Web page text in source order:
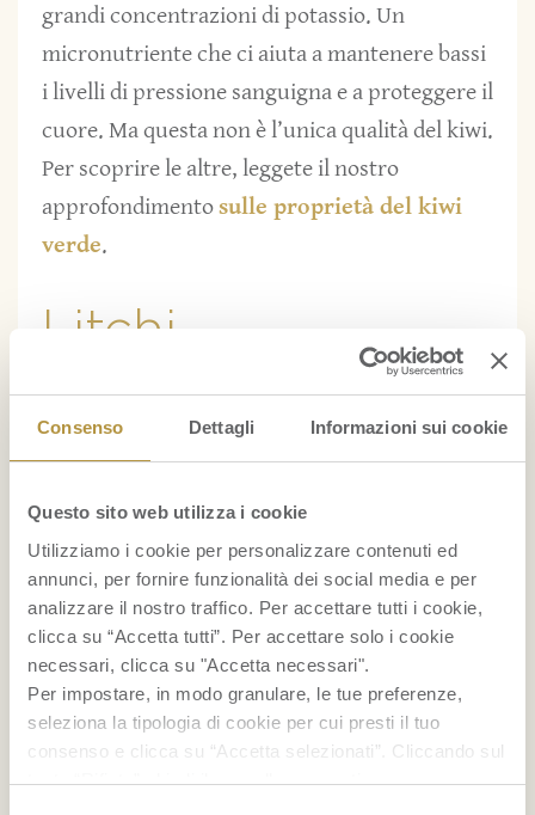
Consenso Dettagli Informazioni sui cookie
Questo sito web utilizza i cookie
Utilizziamo i cookie per personalizzare contenuti ed
annunci, per fornire funzionalità dei social media e per
analizzare il nostro traffico. Per accettare tutti i cookie,
clicca su “Accetta tutti”. Per accettare solo i cookie
necessari, clicca su "Accetta necessari".
Per impostare, in modo granulare, le tue preferenze,
seleziona la tipologia di cookie per cui presti il tuo
consenso e clicca su “Accetta selezionati”. Cliccando sul
tasto “Rifiuta” chiudi il pannello per continuare senza
grandi concentrazioni di potassio. Un
micronutriente che ci aiuta a mantenere bassi
i livelli di pressione sanguigna e a proteggere il
cuore. Ma questa non è l’unica qualità del kiwi.
Per scoprire le altre, leggete il nostro
approfondimentosulle proprietà del kiwi
verde.
Litchi
Questo frutto è ricco di minerali che aiutano e
sostengono il nostro organismo. Anche in
all’ipertensione.
Papaya
Tra ibenefici della papayasi può annoverare
anche il supporto alla salute del cuore. Grazie
al suo potere antiossidante, contrasta la
formazione delle placche aterosclerotiche e